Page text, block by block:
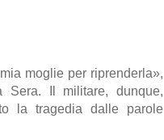
moglie per riprenderla»,
Sera. Il militare, dunque,
la tragedia dalle parole